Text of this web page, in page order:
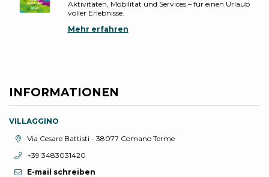
Aktivitäten, Mobilität und Services – für einen Urlaub
voller Erlebnisse.
Mehr erfahren
INFORMATIONEN
VILLAGGINO
aria.location:
Via Cesare Battisti - 38077 Comano Terme
aria.phone:
+39 3483031420
E-mail schreiben